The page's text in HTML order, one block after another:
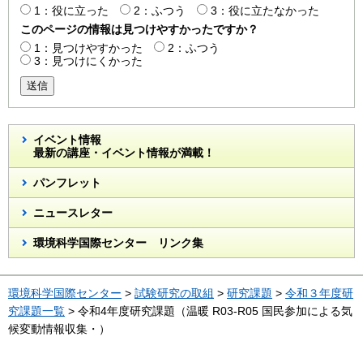
1：役に立った
2：ふつう
3：役に立たなかった
このページの情報は見つけやすかったですか？
1：見つけやすかった
2：ふつう
3：見つけにくかった
送信
イベント情報
最新の講座・イベント情報が満載！
パンフレット
ニュースレター
環境科学国際センター リンク集
環境科学国際センター > 試験研究の取組 > 研究課題 > 令和３年度研
究課題一覧 > 令和4年度研究課題（温暖 R03-R05 国民参加による気
候変動情報収集・）